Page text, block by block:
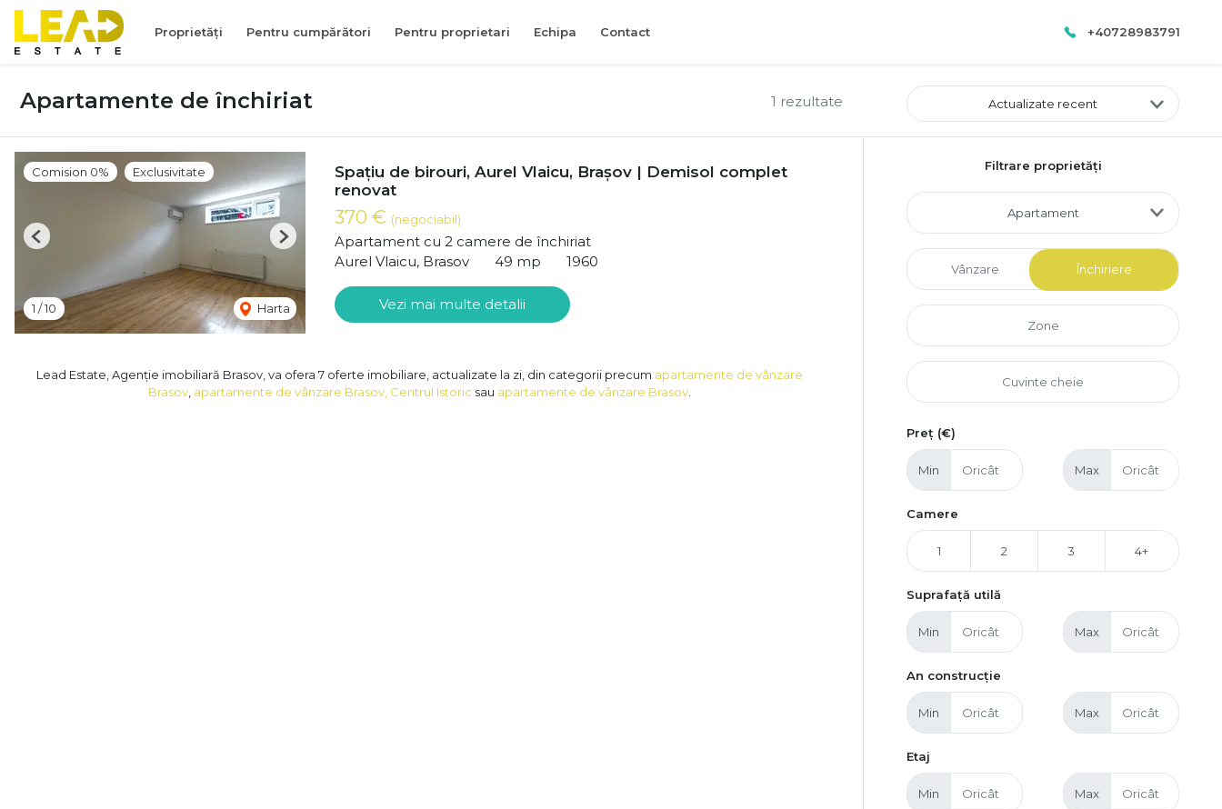
Proprietăți Pentru cumpărători Pentru proprietari Echipa Contact +40728983791
1 rezultate
Apartamente de închiriat Actualizate recent
Comision 0% Exclusivitate
1 /10 Harta
Previous Next
Spațiu de birouri, Aurel Vlaicu, Brașov | Demisol complet
renovat
370 € (negociabil)
Apartament cu 2 camere de închiriat
Aurel Vlaicu, Brasov
49 mp 1960
Vezi mai multe detalii
Lead Estate, Agenție imobiliară Brasov, va ofera 7 oferte imobiliare, actualizate la zi, din categorii precum apartamente de vânzare
Brasov apartamente de vânzare Brasov, Centrul Istoric sau apartamente de vânzare Brasov
Filtrare proprietăți
Apartament
Vânzare Închiriere
Preț (€)
Min Max
Camere
1 2 3 4+
Suprafață utilă
Min Max
An construcție
Min Max
Etaj
Min Max